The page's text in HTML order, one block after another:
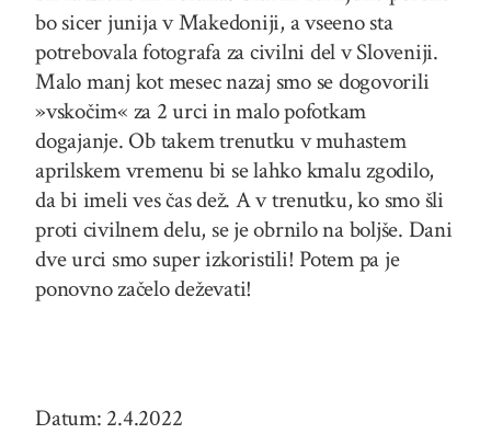
bo sicer junija v Makedoniji, a vseeno sta
potrebovala fotografa za civilni del v Sloveniji.
Malo manj kot mesec nazaj smo se dogovorili
»vskočim« za 2 urci in malo pofotkam
dogajanje. Ob takem trenutku v muhastem
aprilskem vremenu bi se lahko kmalu zgodilo,
da bi imeli ves čas dež. A v trenutku, ko smo šli
proti civilnem delu, se je obrnilo na boljše. Dani
dve urci smo super izkoristili! Potem pa je
ponovno začelo deževati!
Datum: 2.4.2022